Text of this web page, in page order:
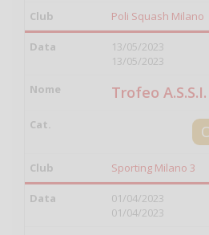
Poli Squash Milano
13/05/2023
13/05/2023
Trofeo
Sporting Milano 3
01/04/2023
01/04/2023